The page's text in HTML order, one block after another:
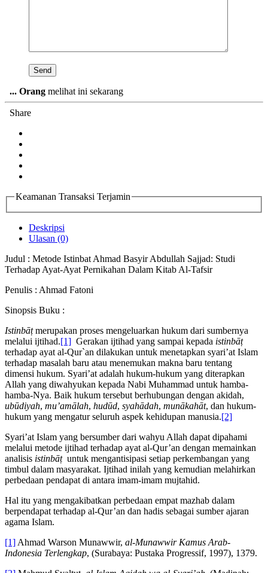
... Orang melihat ini sekarang
Share
Keamanan Transaksi Terjamin
Deskripsi
Ulasan (0)
Judul : Metode Istinbat Ahmad Basyir Abdullah Sajjad: Studi
Terhadap Ayat-Ayat Pernikahan Dalam Kitab Al-Tafsir
Penulis : Ahmad Fatoni
Sinopsis Buku :
Istinbāṭmerupakan proses mengeluarkan hukum dari sumbernya
melalui ijtihad.[1] Gerakan ijtihad yang sampai kepada istinbāṭ
terhadap ayat al-Qur`an dilakukan untuk menetapkan syari’at Islam
terhadap masalah baru atau menemukan makna baru tentang
dimensi hukum. Syari’at adalah hukum-hukum yang diterapkan
Allah yang diwahyukan kepada Nabi Muhammad untuk hamba-
hamba-Nya. Baik hukum tersebut berhubungan dengan akidah,
ubūdiyah, mu’amālah, hudūd, syahādah, munākahāt, dan hukum-
hukum yang mengatur seluruh aspek kehidupan manusia.[2]
Syari’at Islam yang bersumber dari wahyu Allah dapat dipahami
melalui metode ijtihad terhadap ayat al-Qur’an dengan memainkan
analisis istinbāṭuntuk mengantisipasi setiap perkembangan yang
timbul dalam masyarakat. Ijtihad inilah yang kemudian melahirkan
perbedaan pendapat di antara imam-imam mujtahid.
Hal itu yang mengakibatkan perbedaan empat mazhab dalam
berpendapat terhadap al-Qur’an dan hadis sebagai sumber ajaran
agama Islam.
[1] Ahmad Warson Munawwir, al-Munawwir Kamus Arab-
Indonesia Terlengkap, (Surabaya: Pustaka Progressif, 1997), 1379.